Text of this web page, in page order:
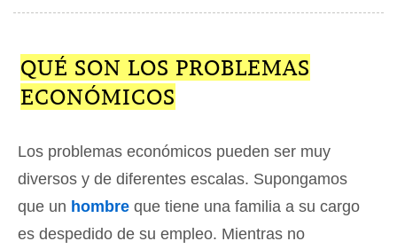
QUÉ SON LOS PROBLEMAS
ECONÓMICOS
Los problemas económicos pueden ser muy
diversos y de diferentes escalas. Supongamos
que un hombre que tiene una familia a su cargo
es despedido de su empleo. Mientras no